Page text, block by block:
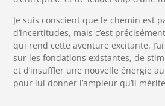
Je suis conscient que le chemin est
d’incertitudes, mais c’est
qui rend cette aventure excitante.
sur les fondations existantes, de
et d’insuffler une nouvelle énergie
pour lui donner l’ampleur qu’il